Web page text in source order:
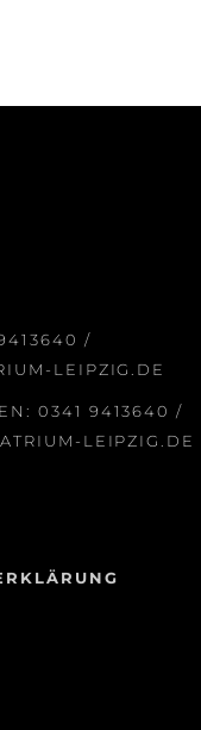
/
LEIPZIG.DE
0341 9413640 /
LEIPZIG.DE